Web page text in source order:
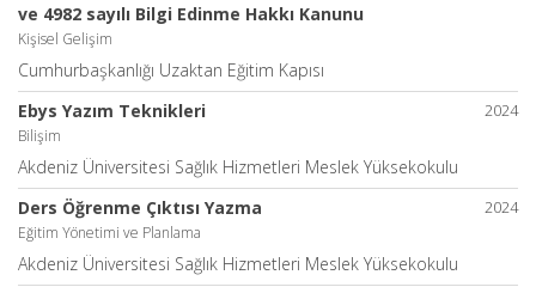
ve 4982 sayılı Bilgi Edinme Hakkı Kanunu
Kişisel Gelişim
Cumhurbaşkanlığı Uzaktan Eğitim Kapısı
2024
Ebys Yazım Teknikleri
Bilişim
Akdeniz Üniversitesi Sağlık Hizmetleri Meslek Yüksekokulu
2024
Ders Öğrenme Çıktısı Yazma
Eğitim Yönetimi ve Planlama
Akdeniz Üniversitesi Sağlık Hizmetleri Meslek Yüksekokulu